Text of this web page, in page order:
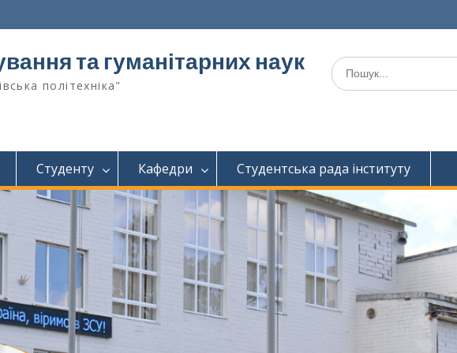
та гуманітарних наук
політехніка"
Шукати:
Студенту Кафедри Студентська рада інституту